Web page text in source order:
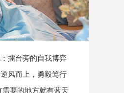
擂台旁的自我博弈
风而上，勇毅笃行
要的地方就有蓝天